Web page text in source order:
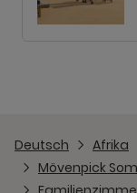
Deutsch Afrika
Mövenpick